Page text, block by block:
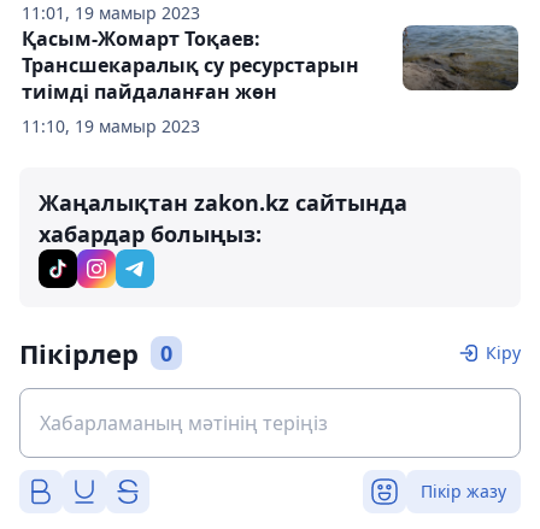
11:01, 19 мамыр 2023
11:10, 19 мамыр 2023
Қасым-Жомарт Тоқаев:
Трансшекаралық су ресурстарын
тиімді пайдаланған жөн
Жаңалықтан zakon.kz сайтында
хабардар болыңыз:
Пікірлер 0 Кіру
Пікір жазу